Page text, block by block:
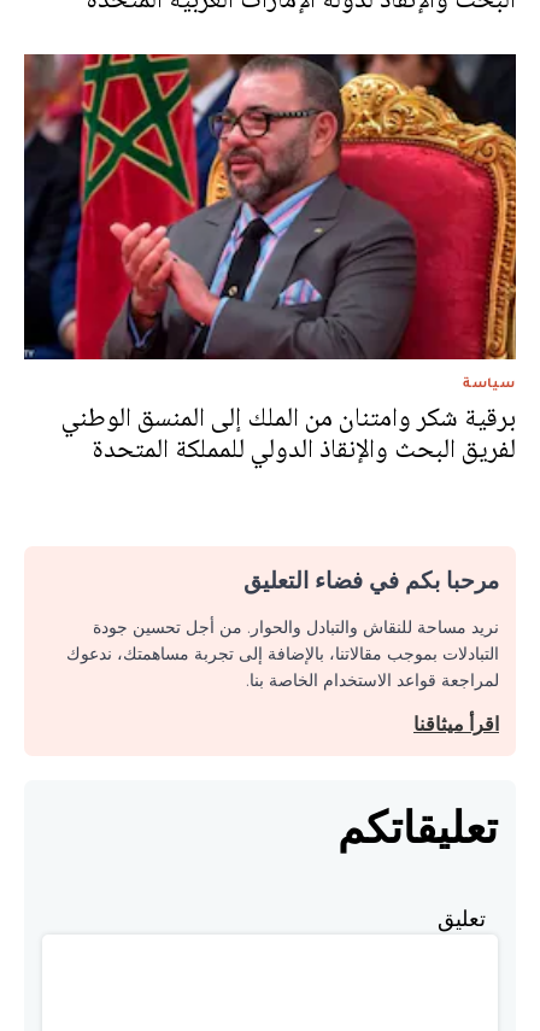
سياسة
برقية شكر وامتنان من الملك إلى المنسق الوطني
لفريق البحث والإنقاذ الدولي للمملكة المتحدة
مرحبا بكم في فضاء التعليق
نريد مساحة للنقاش والتبادل والحوار. من أجل تحسين جودة
التبادلات بموجب مقالاتنا، بالإضافة إلى تجربة مساهمتك، ندعوك
لمراجعة قواعد الاستخدام الخاصة بنا.
اقرأ ميثاقنا
تعليقاتكم
تعليق